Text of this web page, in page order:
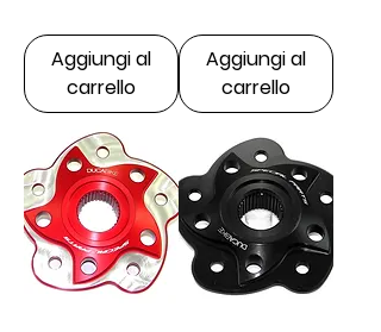
Aggiungi al
carrello
Aggiungi al
carrello